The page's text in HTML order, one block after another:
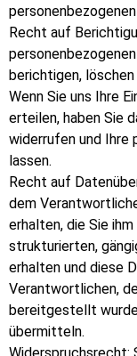
Recht auf
berichtigen,
Wenn Sie uns Ihre
erteilen, haben Sie
widerrufen und Ihre
lassen.
Recht auf
dem
erhalten, die Sie
strukturierten,
erhalten und diese
Verantwortlichen,
bereitgestellt
übermitteln.
Widerspruchsrecht: